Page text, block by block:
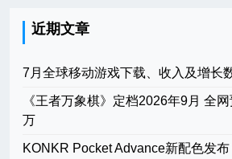
近期文章
7月全球移动游戏下载、收入及增长
《王者万象棋》定档2026年9月 全
万
KONKR Pocket Advance新配色发